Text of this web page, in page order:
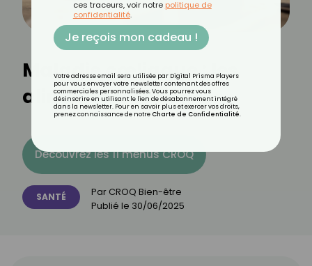
Maladie cœliaque : les
aliments à éviter
Découvrez les 11 menus CROQ
SANTÉ Par CROQ Bien-être
Publié le 30/06/2025
ces traceurs, voir notre politique de
confidentialité.
Je reçois mon cadeau !
Votre adresse email sera utilisée par Digital Prisma Players
pour vous envoyer votre newsletter contenant des offres
commerciales personnalisées. Vous pourrez vous
désinscrire en utilisant le lien de désabonnement intégré
dans la newsletter. Pour en savoir plus et exercer vos droits,
prenez connaissance de notre Charte de Confidentialité.